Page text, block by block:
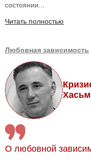
состоянии...
Читать полностью
Любовная зависимость
О любовной